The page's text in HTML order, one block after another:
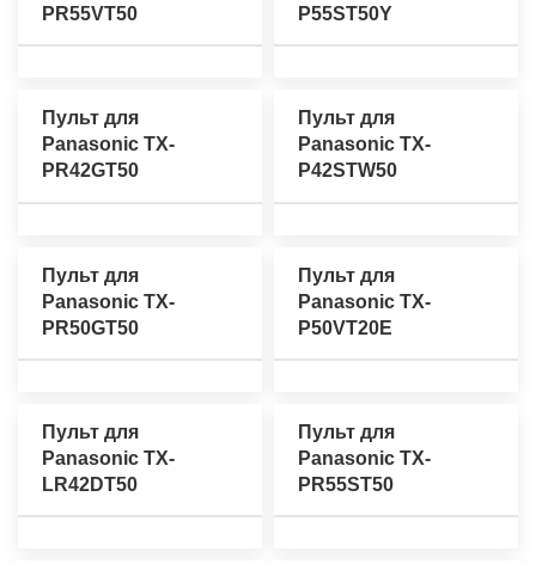
PR55VT50
P55ST50Y
Пульт для
Panasonic TX-
PR42GT50
Пульт для
Panasonic TX-
P42STW50
Пульт для
Panasonic TX-
PR50GT50
Пульт для
Panasonic TX-
P50VT20E
Пульт для
Panasonic TX-
LR42DT50
Пульт для
Panasonic TX-
PR55ST50